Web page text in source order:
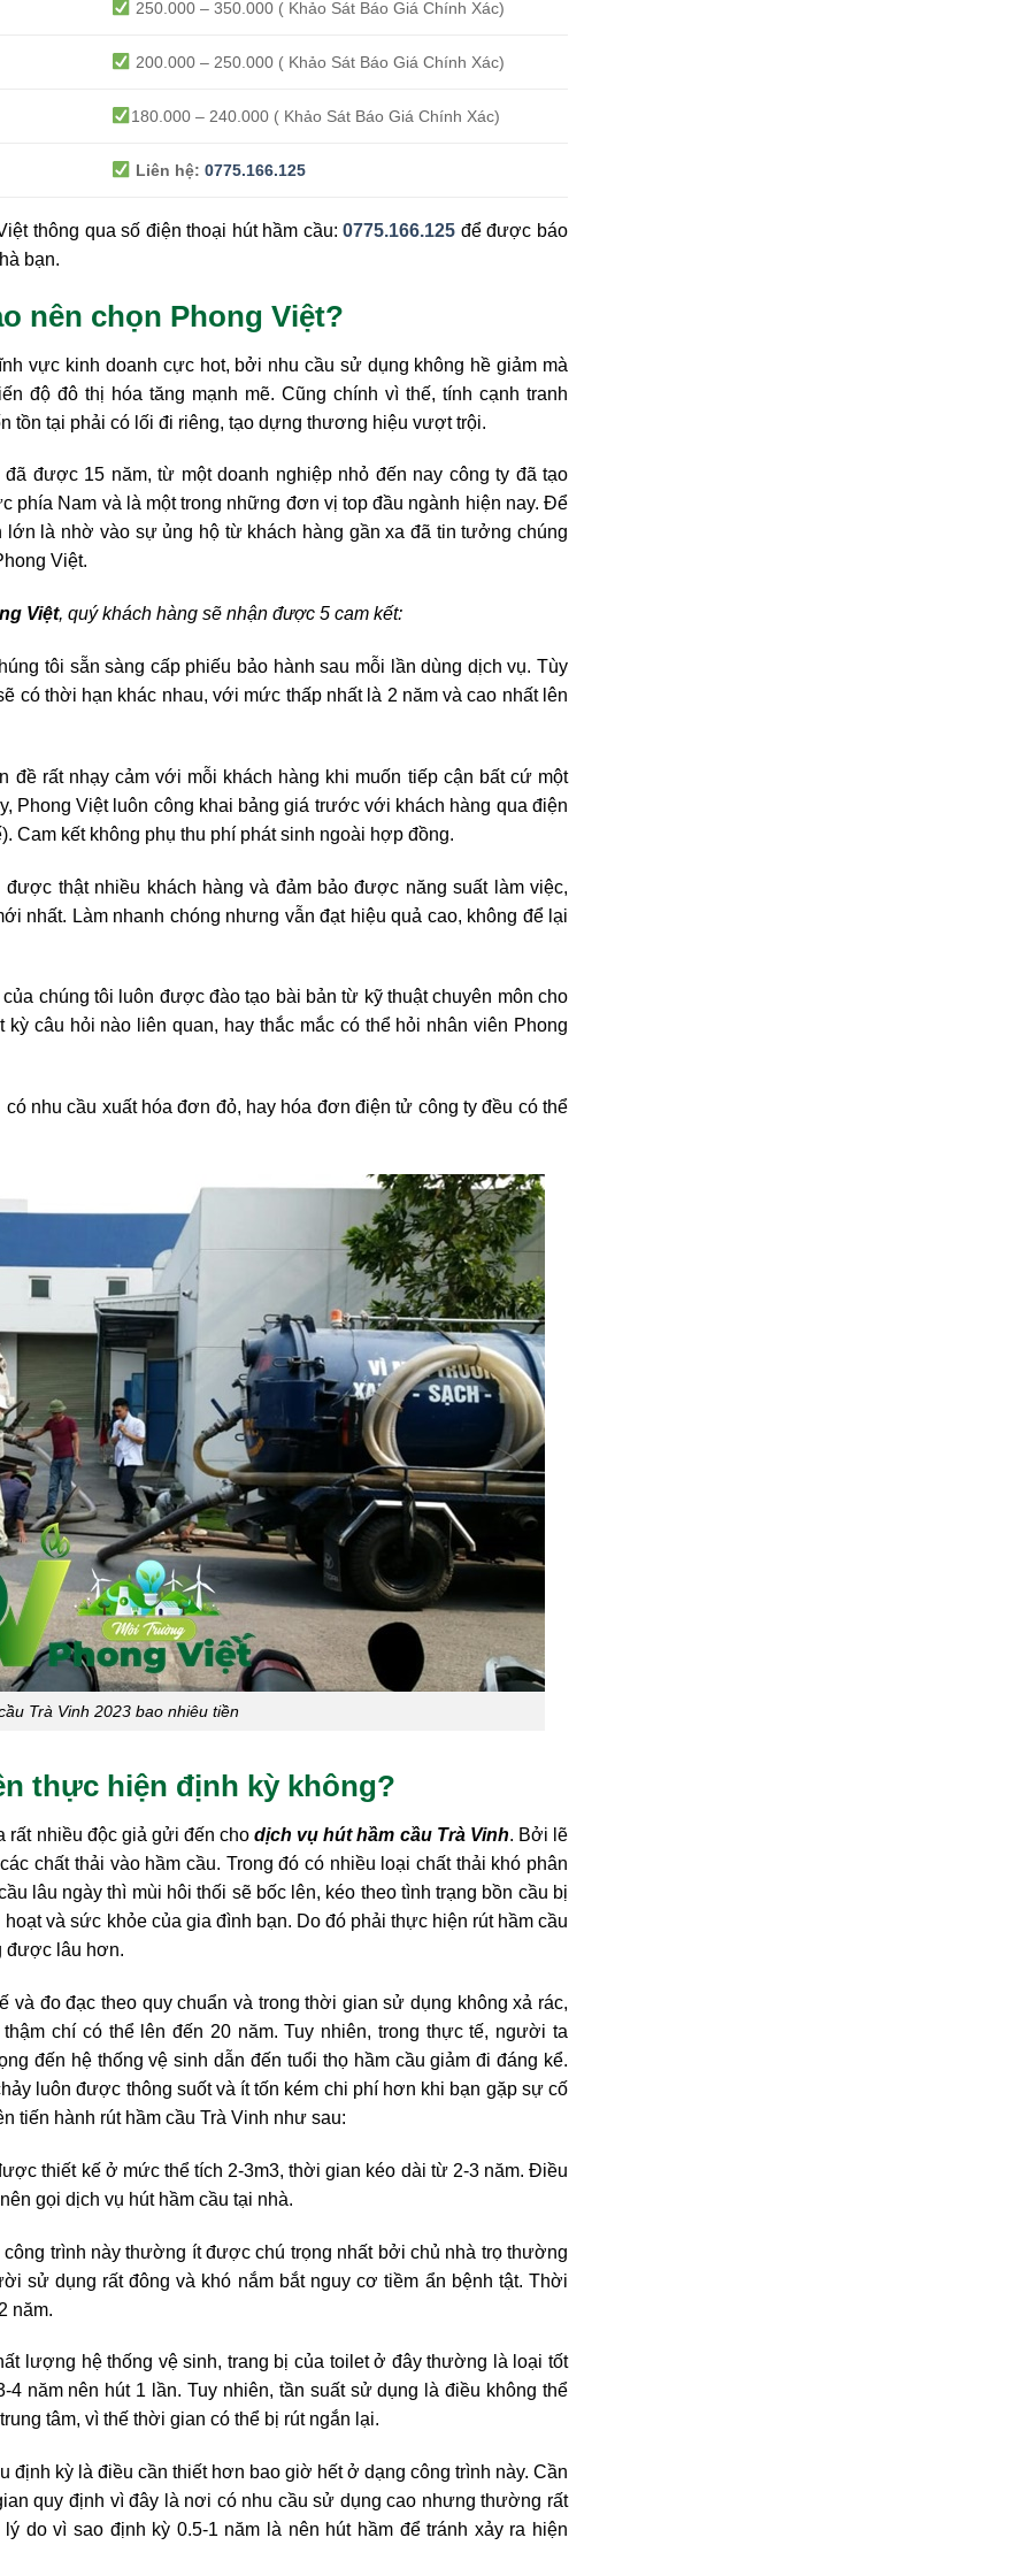
250.000 – 350.000 ( Khảo Sát Báo Giá Chính Xác)
200.000 – 250.000 ( Khảo Sát Báo Giá Chính Xác)
180.000 – 240.000 ( Khảo Sát Báo Giá Chính Xác)
Liên hệ: 0775.166.125
thông qua số điện thoại hút hầm cầu: 0775.166.125 để được báo
bạn.
nên chọn Phong Việt?
vực kinh doanh cực hot, bởi nhu cầu sử dụng không hề giảm mà
độ đô thị hóa tăng mạnh mẽ. Cũng chính vì thế, tính cạnh tranh
tồn tại phải có lối đi riêng, tạo dựng thương hiệu vượt trội.
được 15 năm, từ một doanh nghiệp nhỏ đến nay công ty đã tạo
phía Nam và là một trong những đơn vị top đầu ngành hiện nay. Để
là nhờ vào sự ủng hộ từ khách hàng gần xa đã tin tưởng chúng
Việt.
Việt, quý khách hàng sẽ nhận được 5 cam kết:
tôi sẵn sàng cấp phiếu bảo hành sau mỗi lần dùng dịch vụ. Tùy
có thời hạn khác nhau, với mức thấp nhất là 2 năm và cao nhất lên
đề rất nhạy cảm với mỗi khách hàng khi muốn tiếp cận bất cứ một
Phong Việt luôn công khai bảng giá trước với khách hàng qua điện
Cam kết không phụ thu phí phát sinh ngoài hợp đồng.
thật nhiều khách hàng và đảm bảo được năng suất làm việc,
nhất. Làm nhanh chóng nhưng vẫn đạt hiệu quả cao, không để lại
chúng tôi luôn được đào tạo bài bản từ kỹ thuật chuyên môn cho
câu hỏi nào liên quan, hay thắc mắc có thể hỏi nhân viên Phong
nhu cầu xuất hóa đơn đỏ, hay hóa đơn điện tử công ty đều có thể
Trà Vinh 2023 bao nhiêu tiền
thực hiện định kỳ không?
rất nhiều độc giả gửi đến chodịch vụ hút hầm cầu Trà Vinh. Bởi lẽ
chất thải vào hầm cầu. Trong đó có nhiều loại chất thải khó phân
lâu ngày thì mùi hôi thối sẽ bốc lên, kéo theo tình trạng bồn cầu bị
và sức khỏe của gia đình bạn. Do đó phải thực hiện rút hầm cầu
được lâu hơn.
đo đạc theo quy chuẩn và trong thời gian sử dụng không xả rác,
chí có thể lên đến 20 năm. Tuy nhiên, trong thực tế, người ta
đến hệ thống vệ sinh dẫn đến tuổi thọ hầm cầu giảm đi đáng kể.
luôn được thông suốt và ít tốn kém chi phí hơn khi bạn gặp sự cố
tiến hành rút hầm cầu Trà Vinh như sau:
thiết kế ở mức thể tích 2-3m3, thời gian kéo dài từ 2-3 năm. Điều
gọi dịch vụ hút hầm cầu tại nhà.
trình này thường ít được chú trọng nhất bởi chủ nhà trọ thường
sử dụng rất đông và khó nắm bắt nguy cơ tiềm ẩn bệnh tật. Thời
năm.
lượng hệ thống vệ sinh, trang bị của toilet ở đây thường là loại tốt
năm nên hút 1 lần. Tuy nhiên, tần suất sử dụng là điều không thể
tâm, vì thế thời gian có thể bị rút ngắn lại.
định kỳ là điều cần thiết hơn bao giờ hết ở dạng công trình này. Cần
quy định vì đây là nơi có nhu cầu sử dụng cao nhưng thường rất
do vì sao định kỳ 0.5-1 năm là nên hút hầm để tránh xảy ra hiện